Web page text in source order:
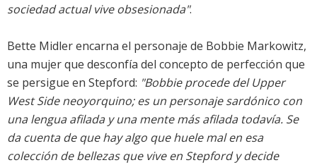
sociedad actual vive obsesionada".
Bette Midler encarna el personaje de Bobbie Markowitz,
una mujer que desconfía del concepto de perfección que
se persigue en Stepford: "Bobbie procede del Upper
West Side neoyorquino; es un personaje sardónico con
una lengua afilada y una mente más afilada todavía. Se
da cuenta de que hay algo que huele mal en esa
colección de bellezas que vive en Stepford y decide